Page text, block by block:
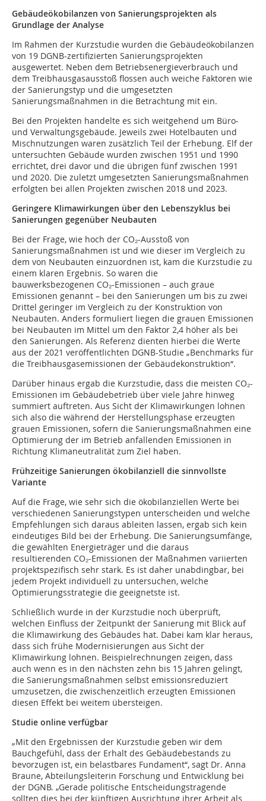
Gebäudeökobilanzen von Sanierungsprojekten als
Grundlage der Analyse
Im Rahmen der Kurzstudie wurden die Gebäudeökobilanzen
von 19 DGNB-zertifizierten Sanierungsprojekten
ausgewertet. Neben dem Betriebsenergieverbrauch und
dem Treibhausgasausstoß flossen auch weiche Faktoren wie
der Sanierungstyp und die umgesetzten
Sanierungsmaßnahmen in die Betrachtung mit ein.
Bei den Projekten handelte es sich weitgehend um Büro-
und Verwaltungsgebäude. Jeweils zwei Hotelbauten und
Mischnutzungen waren zusätzlich Teil der Erhebung. Elf der
untersuchten Gebäude wurden zwischen 1951 und 1990
errichtet, drei davor und die übrigen fünf zwischen 1991
und 2020. Die zuletzt umgesetzten Sanierungsmaßnahmen
erfolgten bei allen Projekten zwischen 2018 und 2023.
Geringere Klimawirkungen über den Lebenszyklus bei
Sanierungen gegenüber Neubauten
Bei der Frage, wie hoch der CO₂-Ausstoß von
Sanierungsmaßnahmen ist und wie dieser im Vergleich zu
dem von Neubauten einzuordnen ist, kam die Kurzstudie zu
einem klaren Ergebnis. So waren die
bauwerksbezogenen CO₂-Emissionen – auch graue
Emissionen genannt – bei den Sanierungen um bis zu zwei
Drittel geringer im Vergleich zu der Konstruktion von
Neubauten. Anders formuliert liegen die grauen Emissionen
bei Neubauten im Mittel um den Faktor 2,4 höher als bei
den Sanierungen. Als Referenz dienten hierbei die Werte
aus der 2021 veröffentlichten DGNB-Studie „Benchmarks für
die Treibhausgasemissionen der Gebäudekonstruktion“.
Darüber hinaus ergab die Kurzstudie, dass die meisten CO₂-
Emissionen im Gebäudebetrieb über viele Jahre hinweg
summiert auftreten. Aus Sicht der Klimawirkungen lohnen
sich also die während der Herstellungsphase erzeugten
grauen Emissionen, sofern die Sanierungsmaßnahmen eine
Optimierung der im Betrieb anfallenden Emissionen in
Richtung Klimaneutralität zum Ziel haben.
Frühzeitige Sanierungen ökobilanziell die sinnvollste
Variante
Auf die Frage, wie sehr sich die ökobilanziellen Werte bei
verschiedenen Sanierungstypen unterscheiden und welche
Empfehlungen sich daraus ableiten lassen, ergab sich kein
eindeutiges Bild bei der Erhebung. Die Sanierungsumfänge,
die gewählten Energieträger und die daraus
resultierenden CO₂-Emissionen der Maßnahmen variierten
projektspezifisch sehr stark. Es ist daher unabdingbar, bei
jedem Projekt individuell zu untersuchen, welche
Optimierungsstrategie die geeignetste ist.
Schließlich wurde in der Kurzstudie noch überprüft,
welchen Einfluss der Zeitpunkt der Sanierung mit Blick auf
die Klimawirkung des Gebäudes hat. Dabei kam klar heraus,
dass sich frühe Modernisierungen aus Sicht der
Klimawirkung lohnen. Beispielrechnungen zeigen, dass
auch wenn es in den nächsten zehn bis 15 Jahren gelingt,
die Sanierungsmaßnahmen selbst emissionsreduziert
umzusetzen, die zwischenzeitlich erzeugten Emissionen
diesen Effekt bei weitem übersteigen.
Studie online verfügbar
„Mit den Ergebnissen der Kurzstudie geben wir dem
Bauchgefühl, dass der Erhalt des Gebäudebestands zu
bevorzugen ist, ein belastbares Fundament“, sagt Dr. Anna
Braune, Abteilungsleiterin Forschung und Entwicklung bei
der DGNB. „Gerade politische Entscheidungstragende
sollten dies bei der künftigen Ausrichtung ihrer Arbeit als